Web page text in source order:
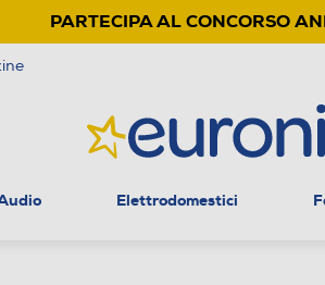
PARTECIPA AL CONCORSO
Elettrodomestici